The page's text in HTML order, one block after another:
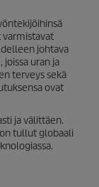
varmistavat
johtava
uran ja
terveys sekä
ovat
ja välittäen.
tullut globaali